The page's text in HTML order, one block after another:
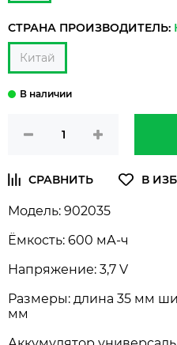
СТРАНА ПРОИЗВОДИТЕЛЬ:
Китай
Модель: 902035
Ёмкость: 600 мА-ч
Напряжение: 3,7 V
Размеры: длина 35 мм
мм